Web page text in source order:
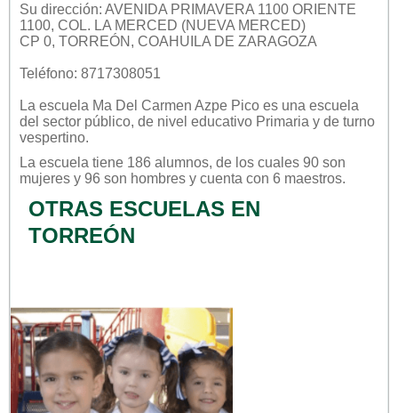
Su dirección: AVENIDA PRIMAVERA 1100 ORIENTE
1100, COL. LA MERCED (NUEVA MERCED)
CP 0, TORREÓN, COAHUILA DE ZARAGOZA
Teléfono: 8717308051
La escuela Ma Del Carmen Azpe Pico es una escuela
del sector público, de nivel educativo Primaria y de turno
vespertino.
La escuela tiene 186 alumnos, de los cuales 90 son
mujeres y 96 son hombres y cuenta con 6 maestros.
OTRAS ESCUELAS EN
TORREÓN